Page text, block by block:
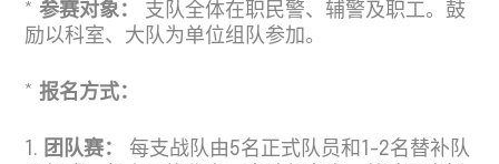
* 参赛对象：
支队全体在职民警、辅警及职工。鼓
励以科室、大队为单位组队参加。
* 报名方式：
1. 团队赛：
每支战队由5名正式队员和1-2名替补队